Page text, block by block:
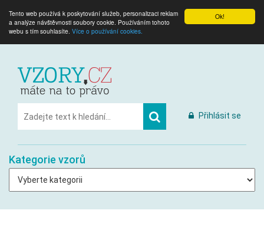
Ok!
Tento web používá k poskytování služeb, personalizaci reklam
a analýze návštěvnosti soubory cookie. Používáním tohoto
webu s tím souhlasíte. Více o používání cookies.
Přihlásit se
Kategorie vzorů